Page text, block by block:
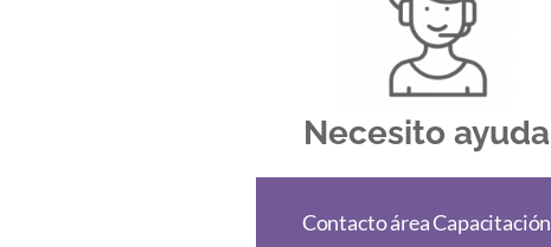
Necesito ayuda
Contacto área Capacitación